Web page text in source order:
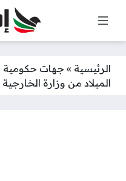
الرئيسية » جهات حكومية
الميلاد من وزارة الخارجية